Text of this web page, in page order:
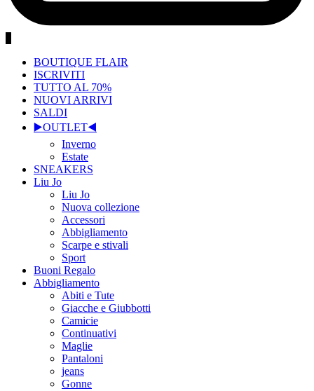
BOUTIQUE FLAIR
ISCRIVITI
TUTTO AL 70%
NUOVI ARRIVI
SALDI
▶️OUTLET◀️
Inverno
Estate
SNEAKERS
Liu Jo
Liu Jo
Nuova collezione
Accessori
Abbigliamento
Scarpe e stivali
Sport
Buoni Regalo
Abbigliamento
Abiti e Tute
Giacche e Giubbotti
Camicie
Continuativi
Maglie
Pantaloni
jeans
Gonne